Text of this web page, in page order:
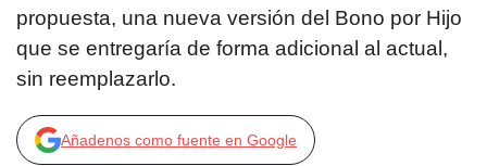
propuesta, una nueva versión del Bono por Hijo
que se entregaría de forma adicional al actual,
sin reemplazarlo.
Añadenos como fuente en Google